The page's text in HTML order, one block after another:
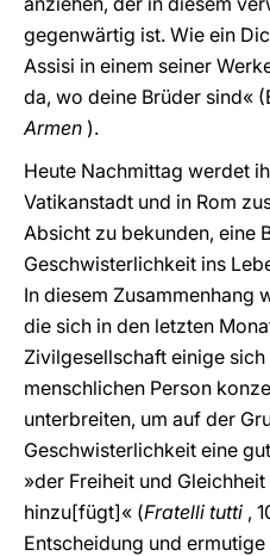
gegenwärtig ist. Wie ein
Assisi in einem seiner
da, wo deine Brüder sind«
Armen ).
Heute Nachmittag werdet
Vatikanstadt und in Rom
Absicht zu bekunden, eine
Geschwisterlichkeit ins
In diesem Zusammenhang
die sich in den letzten
Zivilgesellschaft einige
menschlichen Person
unterbreiten, um auf der
Geschwisterlichkeit eine
»der Freiheit und
hinzu[fügt]« (Fratelli tutti ,
Entscheidung und